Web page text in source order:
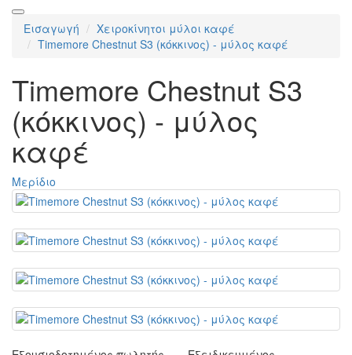
Εισαγωγή
Χειροκίνητοι μύλοι καφέ
Timemore Chestnut S3 (κόκκινος) - μύλος καφέ
Timemore Chestnut S3
(κόκκινος) - μύλος
καφέ
Μερίδιο